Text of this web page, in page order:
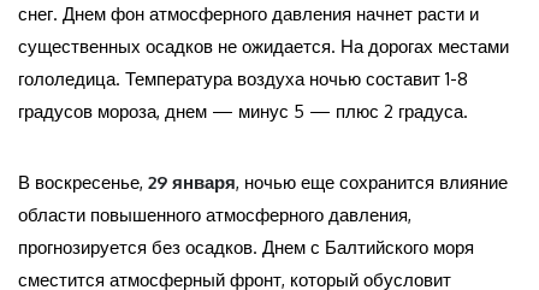
снег. Днем фон атмосферного давления начнет расти и
существенных осадков не ожидается. На дорогах местами
гололедица. Температура воздуха ночью составит 1-8
градусов мороза, днем — минус 5 — плюс 2 градуса.
В воскресенье, 29 января, ночью еще сохранится влияние
области повышенного атмосферного давления,
прогнозируется без осадков. Днем с Балтийского моря
сместится атмосферный фронт, который обусловит